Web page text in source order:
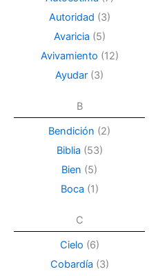
Autoridad (3)
Avaricia (5)
Avivamiento (12)
Ayudar (3)
B
Bendición (2)
Biblia (53)
Bien (5)
Boca (1)
C
Cielo (6)
Cobardía (3)